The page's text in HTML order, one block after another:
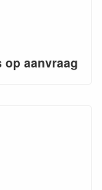
op aanvraag